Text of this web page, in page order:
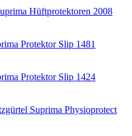
Hüftprotektoren 2008
Protektor Slip 1481
Protektor Slip 1424
Suprima Physioprotect